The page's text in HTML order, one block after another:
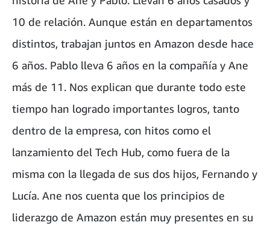
10 de relación. Aunque están en departamentos
distintos, trabajan juntos en Amazon desde hace
6 años. Pablo lleva 6 años en la compañía y Ane
más de 11. Nos explican que durante todo este
tiempo han logrado importantes logros, tanto
dentro de la empresa, con hitos como el
lanzamiento del Tech Hub, como fuera de la
misma con la llegada de sus dos hijos, Fernando y
Lucía. Ane nos cuenta que los principios de
liderazgo de Amazon están muy presentes en su